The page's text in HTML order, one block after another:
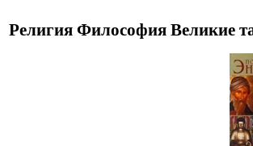
Религия Философия Великие